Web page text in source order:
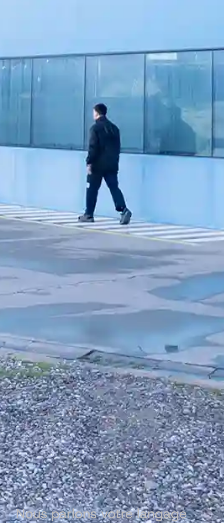
Nous parlons votre langage